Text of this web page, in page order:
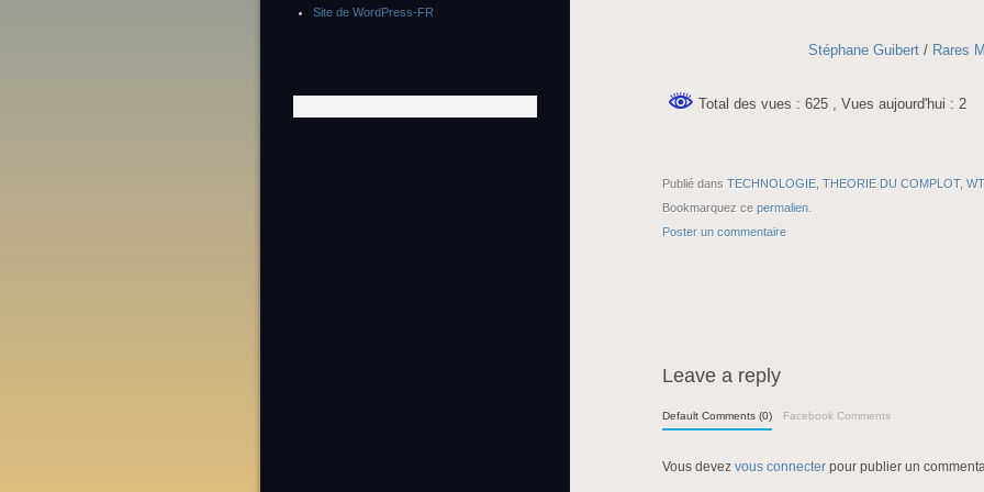
Stéphane Guibert / Rares
Total des vues : 625 , Vues aujourd'hui : 2
Publié dans TECHNOLOGIE THEORIE DU COMPLOT,
Bookmarquez ce permalien
Poster un commentaire
Leave a reply
Default Comments (0) Facebook Comments
Vous devez vous connecter pour publier un
Site de WordPress-FR